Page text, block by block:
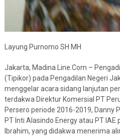
Layung Purnomo SH MH
Jakarta, Madina Line.Com –
(Tipikor) pada Pengadilan Negeri
menggelar acara sidang lanjutan
terdakwa Direktur Komersial PT
Persero periode 2016-2019, Danny
PT Inti Alasindo Energy atau PT
Ibrahim, yang didakwa menerima